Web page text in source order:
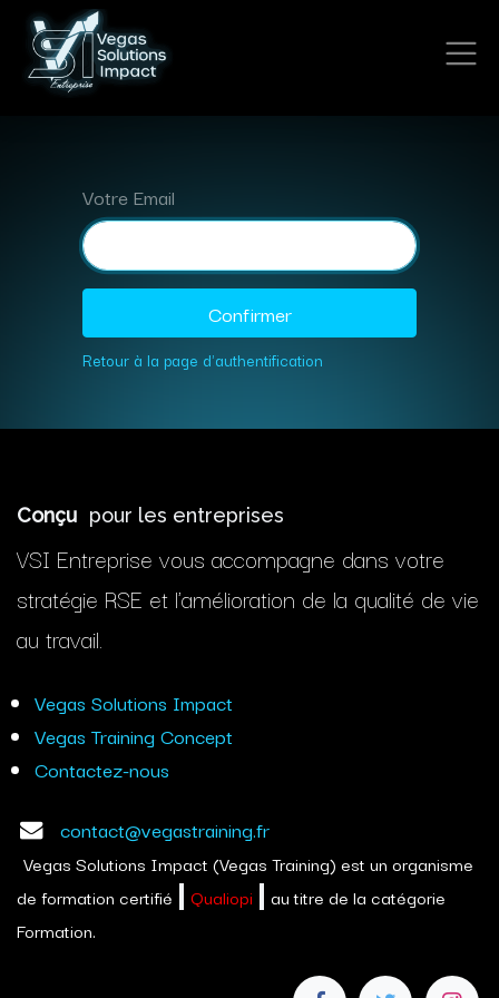
Votre Email
Confirmer
Retour à la page d'authentification
Conçu pour les entreprises
VSI Entreprise vous accompagne dans votre
stratégie RSE et l'amélioration de la qualité de vie
au travail.
Vegas Solutions Impact
Vegas Training Concept
Contactez-nous
contact@vegastraining.fr
Vegas Solutions Impact (Vegas Training) est un organisme
de formation certifié
Qualiopi
au titre de la catégorie
Formation.